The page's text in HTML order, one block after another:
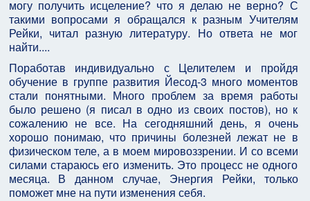
могу получить исцеление? что я делаю не верно? С
такими вопросами я обращался к разным Учителям
Рейки, читал разную литературу. Но ответа не мог
найти....
Поработав индивидуально с Целителем и пройдя
обучение в группе развития Йесод-3 много моментов
стали понятными. Много проблем за время работы
было решено (я писал в одно из своих постов), но к
сожалению не все. На сегодняшний день, я очень
хорошо понимаю, что причины болезней лежат не в
физическом теле, а в моем мировоззрении. И со всеми
силами стараюсь его изменить. Это процесс не одного
месяца. В данном случае, Энергия Рейки, только
поможет мне на пути изменения себя.